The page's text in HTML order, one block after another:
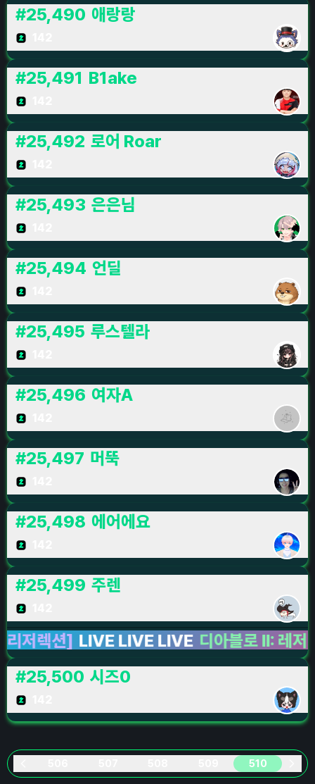
#25,490 애랑랑
#25,491 B1ake
#25,492 로어 Roar
#25,493 은은님
#25,494 언딜
#25,495 루스텔라
#25,496 여자A
#25,497 머뚝
#25,498 에어에요
#25,499 주렌
션] LIVE LIVE LIVE 디아블로 II: 레저렉션
#25,500 시즈0
510